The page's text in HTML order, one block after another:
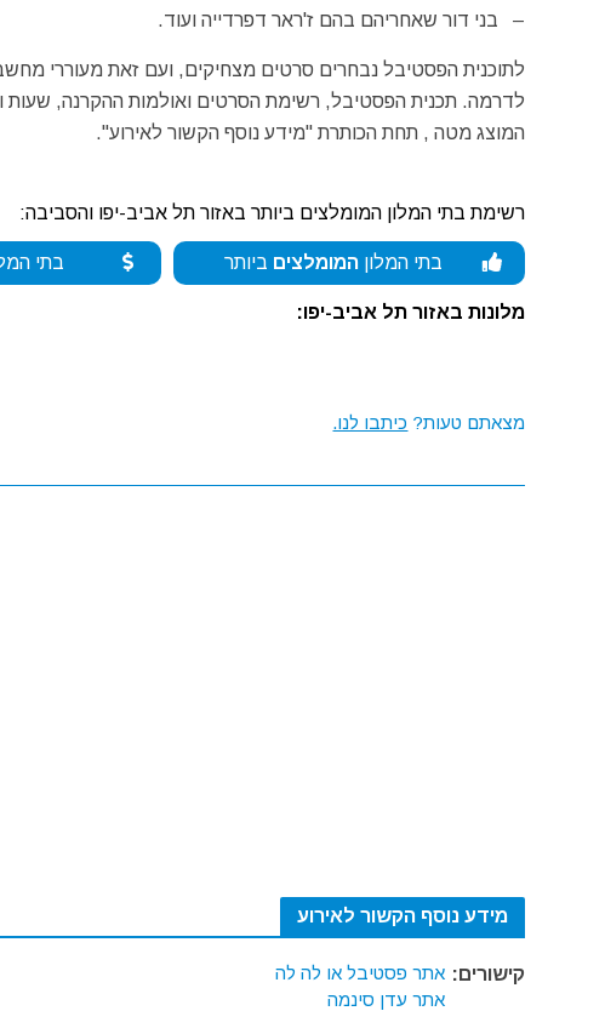
– בני דור שאחריהם בהם ז'ראר דפרדייה ועוד.
לתוכנית הפסטיבל נבחרים סרטים מצחיקים, ועם זאת מעוררי
לדרמה. תכנית הפסטיבל, רשימת הסרטים ואולמות ההקרנה, שעות
המוצג מטה , תחת הכותרת "מידע נוסף הקשור לאירוע".
רשימת בתי המלון המומלצים ביותר באזור תל אביב-יפו והסביבה:
בתי המלון המומלצים ביותר בתי
מלונות באזור תל אביב-יפו:
מצאתם טעות? כיתבו לנו.
מידע נוסף הקשור לאירוע
קישורים: אתר פסטיבל או לה לה
אתר עדן סינמה